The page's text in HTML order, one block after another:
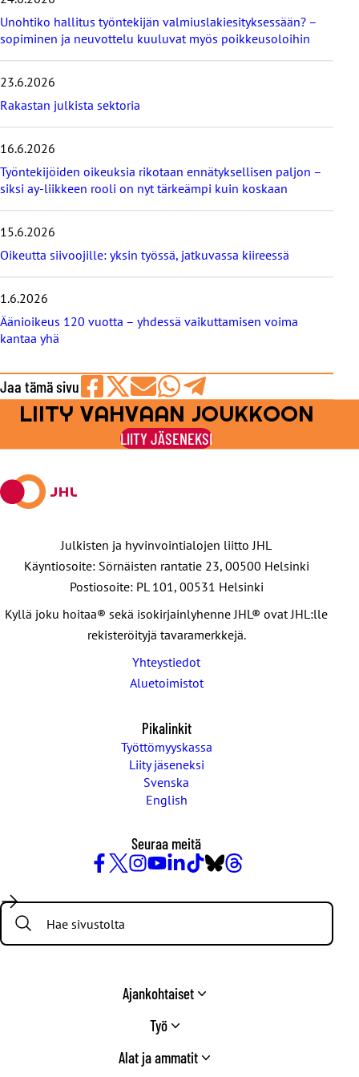
i
m
e
i
m
t
b
o
g
i
Unohtiko hallitus työntekijän valmiuslakiesityksessään? –
sopiminen ja neuvottelu kuuluvat myös poikkeusoloihin
23.6.2026
Rakastan julkista sektoria
16.6.2026
Työntekijöiden oikeuksia rikotaan ennätyksellisen paljon –
siksi ay-liikkeen rooli on nyt tärkeämpi kuin koskaan
15.6.2026
Oikeutta siivoojille: yksin työssä, jatkuvassa kiireessä
1.6.2026
Äänioikeus 120 vuotta – yhdessä vaikuttamisen voima
kantaa yhä
Jaa tämä sivu
Jaa
Facebookissa
Jaa
viestipalvelu
X:ssä
Jaa
sähköpostilla
Jaa
WhatsAppilla
Jaa
Telegramilla
LIITY VAHVAAN JOUKKOON
LIITY JÄSENEKSI
Julkisten ja hyvinvointialojen liitto JHL
Käyntiosoite: Sörnäisten rantatie 23, 00500 Helsinki
Postiosoite: PL 101, 00531 Helsinki
Kyllä joku hoitaa® sekä isokirjainlyhenne JHL® ovat JHL:lle
rekisteröityjä tavaramerkkejä.
Yhteystiedot
Aluetoimistot
Pikalinkit
Työttömyyskassa
Liity jäseneksi
Svenska
English
Seuraa meitä
/
Twitter
Search:
Ajankohtaiset
Työ
Alat ja ammatit